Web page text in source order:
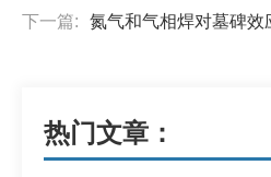
下一篇: 氮气和气相焊对墓碑效
热门文章：